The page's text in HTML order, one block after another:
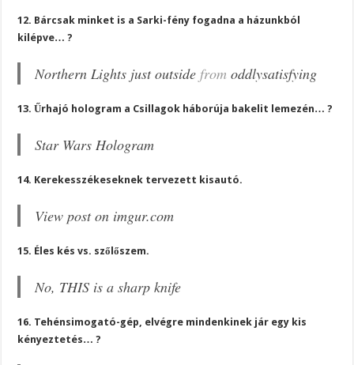
12. Bárcsak minket is a Sarki-fény fogadna a házunkból
kilépve… ?
Northern Lights just outside fromoddlysatisfying
13. Űrhajó hologram a Csillagok háborúja bakelit lemezén… ?
Star Wars Hologram
14. Kerekesszékeseknek tervezett kisautó.
View post on imgur.com
15. Éles kés vs. szőlőszem.
No, THIS is a sharp knife
16. Tehénsimogató-gép, elvégre mindenkinek jár egy kis
kényeztetés… ?